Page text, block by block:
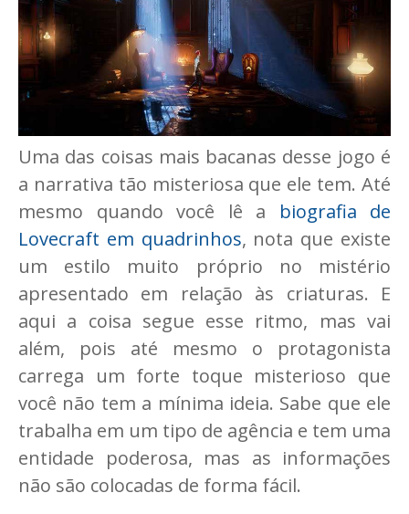
Uma das coisas mais bacanas desse jogo é
a narrativa tão misteriosa que ele tem. Até
mesmo quando você lê a biografia de
Lovecraft em quadrinhos, nota que existe
um estilo muito próprio no mistério
apresentado em relação às criaturas. E
aqui a coisa segue esse ritmo, mas vai
além, pois até mesmo o protagonista
carrega um forte toque misterioso que
você não tem a mínima ideia. Sabe que ele
trabalha em um tipo de agência e tem uma
entidade poderosa, mas as informações
não são colocadas de forma fácil.